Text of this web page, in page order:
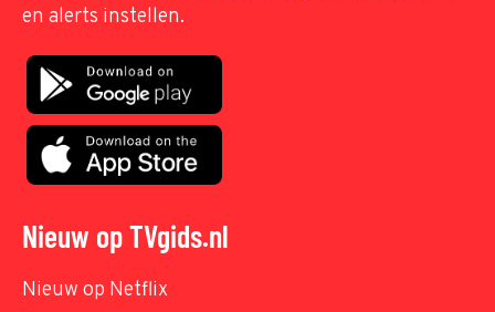
en alerts instellen.
Nieuw op TVgids.nl
Nieuw op Netflix